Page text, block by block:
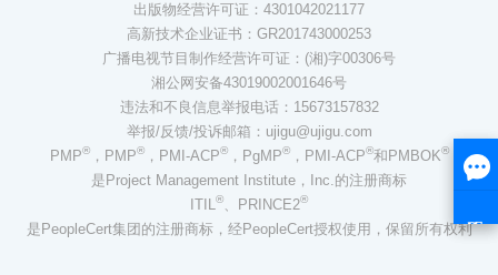
出版物经营许可证：4301042021177
高新技术企业证书：GR201743000253
广播电视节目制作经营许可证：(湘)字00306号
湘公网安备43019002001646号
违法和不良信息举报电话：15673157832
举报/反馈/投诉邮箱：ujigu@ujigu.com
PMP®，PMP®，PMI-ACP®，PgMP®，PMI-ACP®和PMBOK®
是Project Management Institute，Inc.的注册商标
ITIL®、PRINCE2®
是PeopleCert集团的注册商标，经PeopleCert授权使用，保留所有权利